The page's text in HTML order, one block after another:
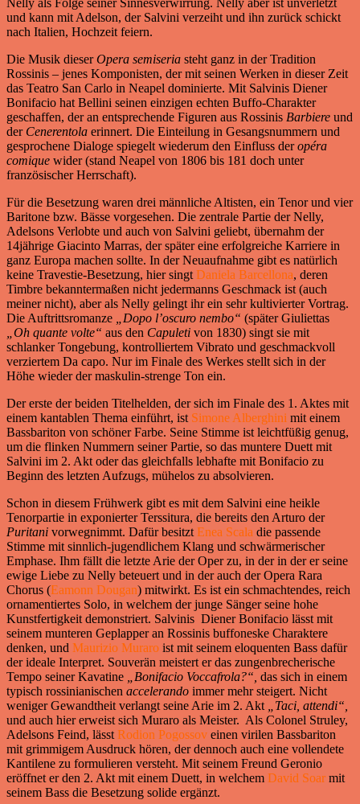
Nelly als Folge seiner Sinnesverwirrung. Nelly aber ist unverletzt
und kann mit Adelson, der Salvini verzeiht und ihn zurück schickt
nach Italien, Hochzeit feiern.
Die Musik dieserOpera semiseria steht ganz in der Tradition
Rossinis – jenes Komponisten, der mit seinen Werken in dieser Zeit
das Teatro San Carlo in Neapel dominierte. Mit Salvinis Diener
Bonifacio hat Bellini seinen einzigen echten Buffo-Charakter
geschaffen, der an entsprechende Figuren aus Rossinis Barbiere und
der Cenerentola erinnert. Die Einteilung in Gesangsnummern und
gesprochene Dialoge spiegelt wiederum den Einfluss deropéra
comique wider (stand Neapel von 1806 bis 181 doch unter
französischer Herrschaft).
Für die Besetzung waren drei männliche Altisten, ein Tenor und vier
Baritone bzw. Bässe vorgesehen. Die zentrale Partie der Nelly,
Adelsons Verlobte und auch von Salvini geliebt, übernahm der
14jährige Giacinto Marras, der später eine erfolgreiche Karriere in
ganz Europa machen sollte. In der Neuaufnahme gibt es natürlich
keine Travestie-Besetzung, hier singt Daniela Barcellona, deren
Timbre bekanntermaßen nicht jedermanns Geschmack ist (auch
meiner nicht), aber als Nelly gelingt ihr ein sehr kultivierter Vortrag.
Die Auftrittsromanze
„Dopo l’oscuro nembo“ (später Giuliettas
„Oh quante volte“ aus den Capuleti von 1830) singt sie mit
schlanker Tongebung, kontrolliertem Vibrato und geschmackvoll
verziertem Da capo. Nur im Finale des Werkes stellt sich in der
Höhe wieder der maskulin-strenge Ton ein.
Der erste der beiden Titelhelden, der sich im Finale des 1. Aktes mit
einem kantablen Thema einführt, ist Simone Alberghini mit einem
Bassbariton von schöner Farbe. Seine Stimme ist leichtfüßig genug,
um die flinken Nummern seiner Partie, so das muntere Duett mit
Salvini im 2. Akt oder das gleichfalls lebhafte mit Bonifacio zu
Beginn des letzten Aufzugs, mühelos zu absolvieren.
Schon in diesem Frühwerk gibt es mit dem Salvini eine heikle
Tenorpartie in exponierter Terssitura, die bereits den Arturo der
Puritani vorwegnimmt. Dafür besitzt Enea Scala die passende
Stimme mit sinnlich-jugendlichem Klang und schwärmerischer
Emphase. Ihm fällt die letzte Arie der Oper zu, in der in der er seine
ewige Liebe zu Nelly beteuert und in der auch der Opera Rara
Chorus (Eamonn Dougan) mitwirkt. Es ist ein schmachtendes, reich
ornamentiertes Solo, in welchem der junge Sänger seine hohe
Kunstfertigkeit demonstriert. Salvinis Diener Bonifacio lässt mit
seinem munteren Geplapper an Rossinis buffoneske Charaktere
denken, und Maurizio Muraro ist mit seinem eloquenten Bass dafür
der ideale Interpret. Souverän meistert er das zungenbrecherische
Tempo seiner Kavatine
„Bonifacio Voccafrola?“, das sich in einem
typisch rossinianischen accelerando immer mehr steigert. Nicht
weniger Gewandtheit verlangt seine Arie im 2. Akt
„Taci, attendi“,
und auch hier erweist sich Muraro als Meister. Als Colonel Struley,
Adelsons Feind, lässt Rodion Pogossov einen virilen Bassbariton
mit grimmigem Ausdruck hören, der dennoch auch eine vollendete
Kantilene zu formulieren versteht. Mit seinem Freund Geronio
eröffnet er den 2. Akt mit einem Duett, in welchem David Soar mit
seinem Bass die Besetzung solide ergänzt.